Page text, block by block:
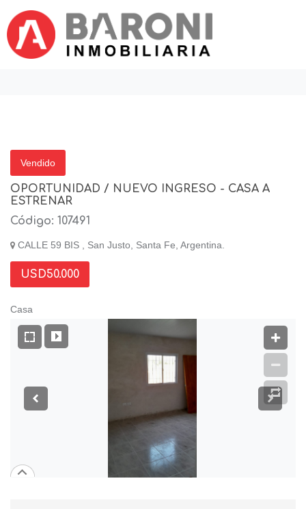
Vendido
OPORTUNIDAD / NUEVO INGRESO - CASA A
ESTRENAR
Código: 107491
CALLE 59 BIS , San Justo, Santa Fe, Argentina.
USD50.000
Casa